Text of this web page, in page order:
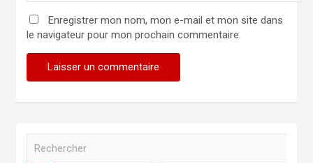
Enregistrer mon nom, mon e-mail et mon site dans
le navigateur pour mon prochain commentaire.